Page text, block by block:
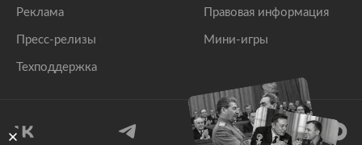
Реклама
Пресс-релизы
Техподдержка
Правовая информация
Мини-игры